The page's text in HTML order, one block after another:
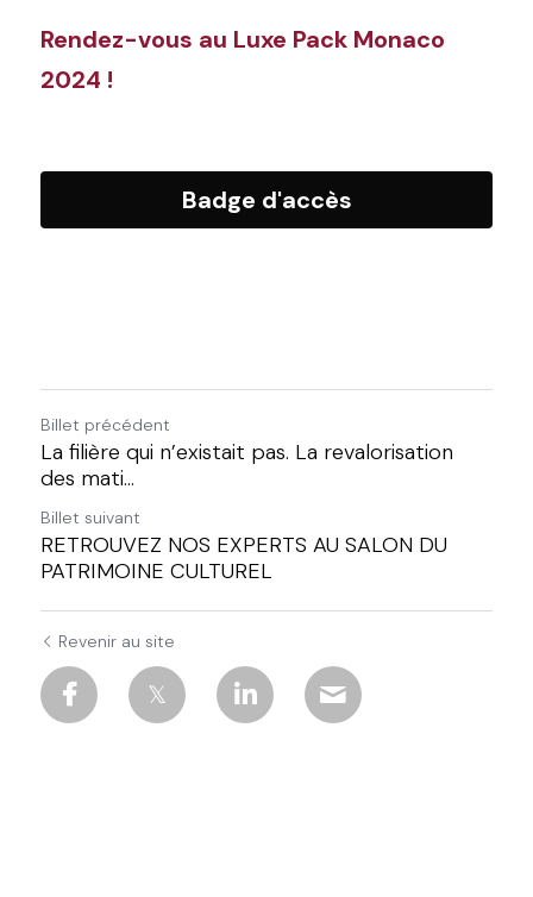
Rendez-vous au Luxe Pack Monaco
2024 !
Badge d'accès
Billet précédent
La filière qui n’existait pas. La revalorisation
des mati...
Billet suivant
RETROUVEZ NOS EXPERTS AU SALON DU
PATRIMOINE CULTUREL
Revenir au site